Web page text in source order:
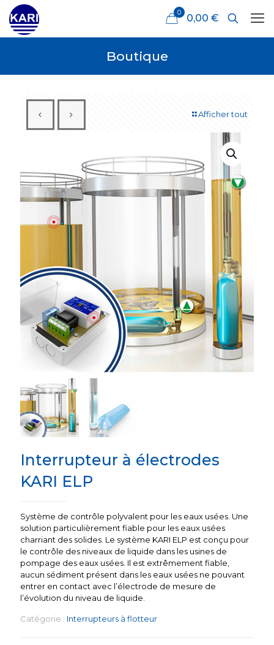
0 0,00 €
Boutique
Afficher tout
Interrupteur à électrodes
KARI ELP
Système de contrôle polyvalent pour les eaux usées. Une
solution particulièrement fiable pour les eaux usées
charriant des solides. Le système KARI ELP est conçu pour
le contrôle des niveaux de liquide dans les usines de
pompage des eaux usées. Il est extrêmement fiable,
aucun sédiment présent dans les eaux usées ne pouvant
entrer en contact avec l’électrode de mesure de
l’évolution du niveau de liquide.
Catégorie : Interrupteurs à flotteur